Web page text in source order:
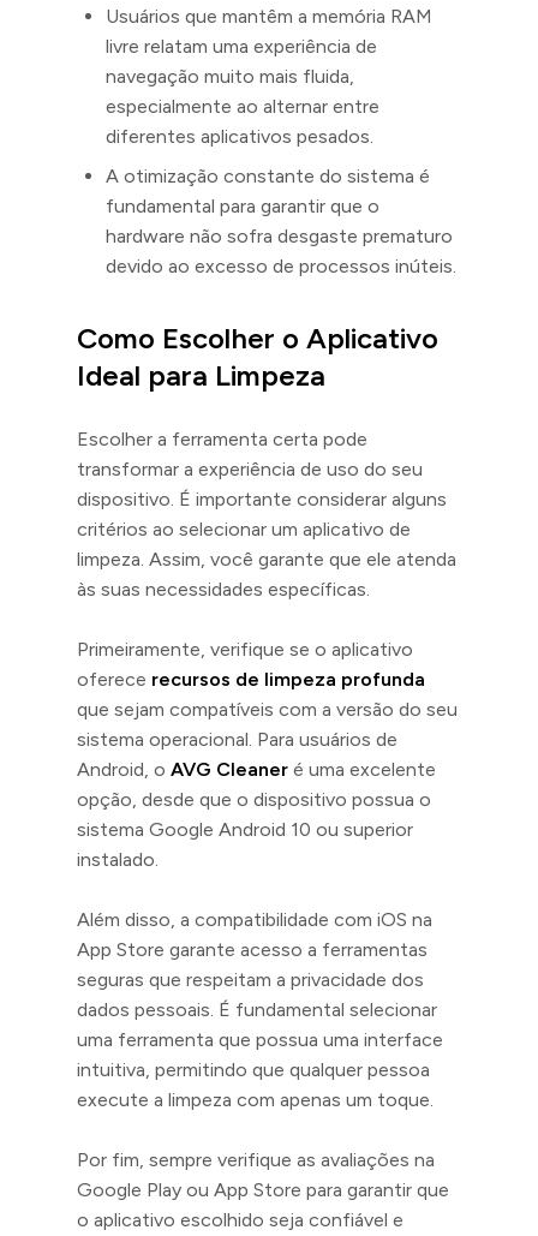
Usuários que mantêm a memória RAM
livre relatam uma experiência de
navegação muito mais fluida,
especialmente ao alternar entre
diferentes aplicativos pesados.
A otimização constante do sistema é
fundamental para garantir que o
hardware não sofra desgaste prematuro
devido ao excesso de processos inúteis.
Como Escolher o Aplicativo
Ideal para Limpeza
Escolher a ferramenta certa pode
transformar a experiência de uso do seu
dispositivo. É importante considerar alguns
critérios ao selecionar um aplicativo de
limpeza. Assim, você garante que ele atenda
às suas necessidades específicas.
Primeiramente, verifique se o aplicativo
oferece recursos de limpeza profunda
que sejam compatíveis com a versão do seu
sistema operacional. Para usuários de
Android, o AVG Cleaner é uma excelente
opção, desde que o dispositivo possua o
sistema Google Android 10 ou superior
instalado.
Além disso, a compatibilidade com iOS na
App Store garante acesso a ferramentas
seguras que respeitam a privacidade dos
dados pessoais. É fundamental selecionar
uma ferramenta que possua uma interface
intuitiva, permitindo que qualquer pessoa
execute a limpeza com apenas um toque.
Por fim, sempre verifique as avaliações na
Google Play ou App Store para garantir que
o aplicativo escolhido seja confiável e